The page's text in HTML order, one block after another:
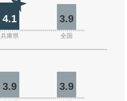
4.1 3.9
兵庫県 全国
3.9 3.9